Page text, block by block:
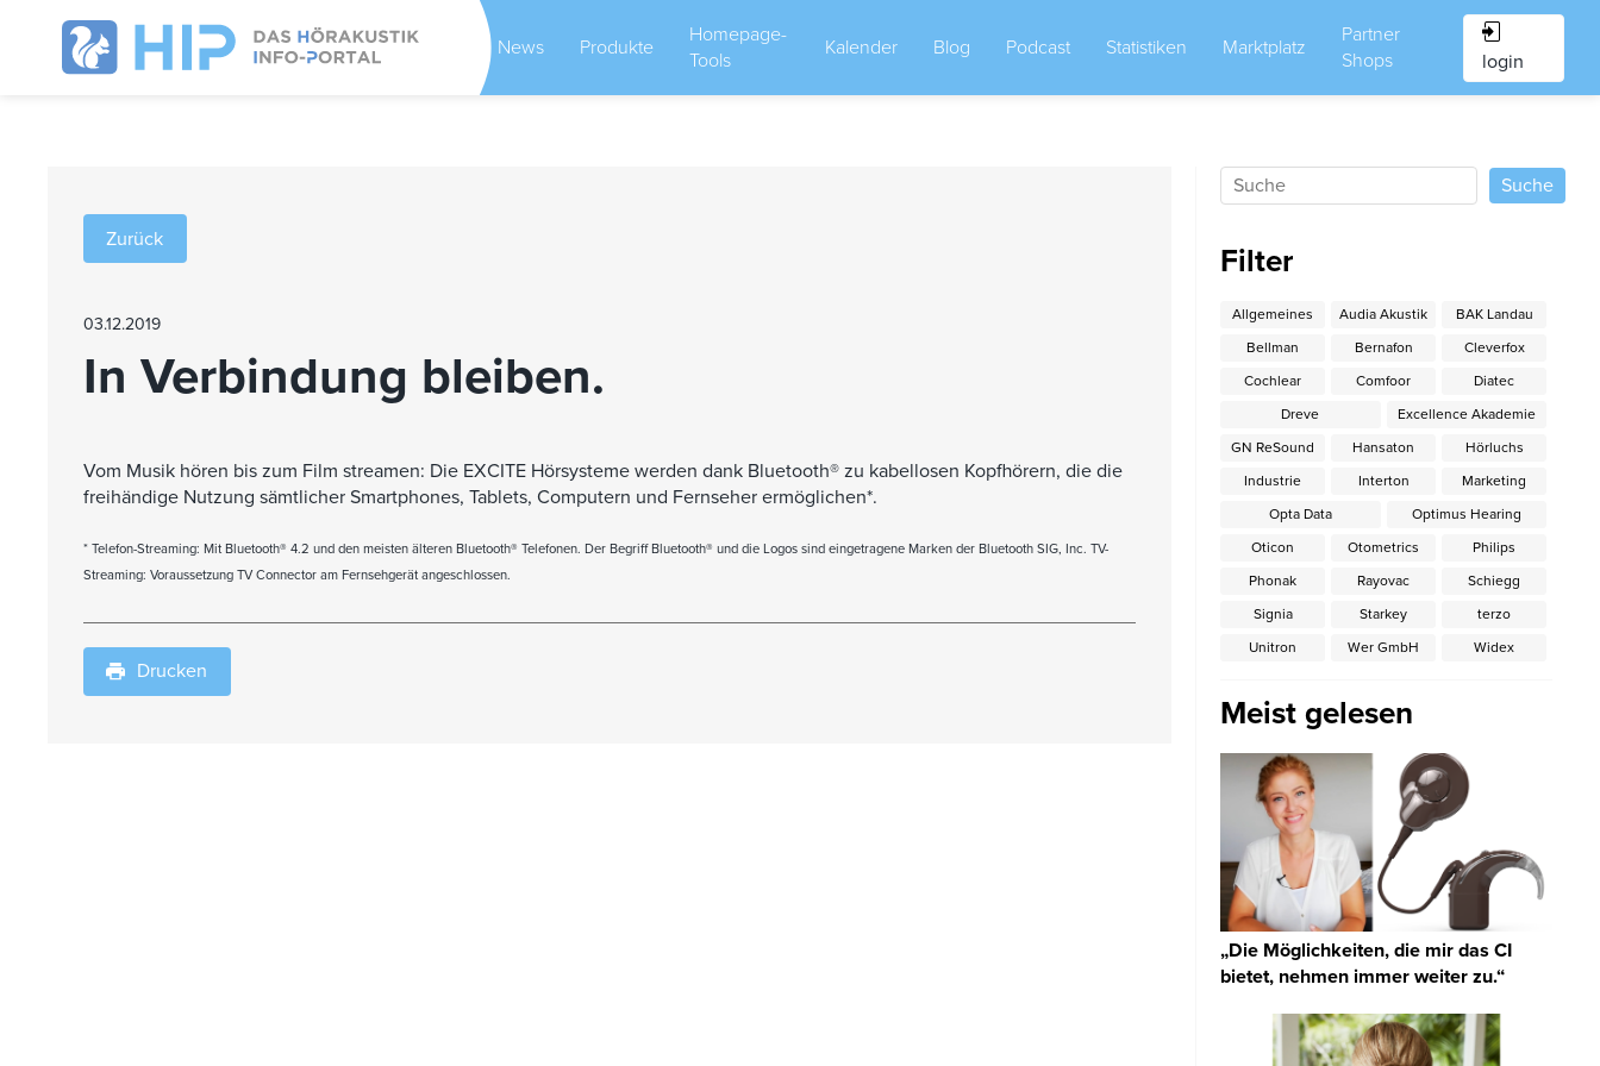
News Produkte
Homepage-
Tools
Kalender Blog Podcast Statistiken Marktplatz
Partner
Shops
login
Zurück
03.12.2019
In Verbindung bleiben.
Vom Musik hören bis zum Film streamen: Die EXCITE Hörsysteme werden dank Bluetooth® zu kabellosen Kopfhörern, die die
freihändige Nutzung sämtlicher Smartphones, Tablets, Computern und Fernseher ermöglichen*.
* Telefon-Streaming: Mit Bluetooth® 4.2 und den meisten älteren Bluetooth® Telefonen. Der Begriff Bluetooth® und die Logos sind eingetragene Marken der Bluetooth SIG, Inc. TV-
Streaming: Voraussetzung TV Connector am Fernsehgerät angeschlossen.
Drucken
Filter
Allgemeines Audia Akustik
BAK Landau
Bellman
Bernafon
Cleverfox
Cochlear
Comfoor
Diatec
Dreve
Excellence Akademie
GN ReSound
Hansaton
Hörluchs
Industrie
Interton
Marketing
Opta Data
Optimus Hearing
Oticon
Otometrics
Philips
Phonak
Rayovac
Schiegg
Signia
Starkey
terzo
Unitron
Wer GmbH Widex
Meist gelesen
„Die Möglichkeiten, die mir das CI
bietet, nehmen immer weiter zu.“